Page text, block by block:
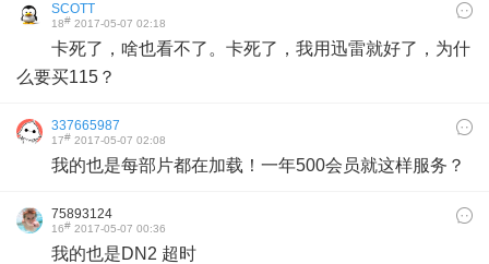
SCOTT
18# 2017-05-07 02:18
卡死了，啥也看不了。卡死了，我用迅雷就好了，为什
么要买115？
337665987
17# 2017-05-07 02:08
我的也是每部片都在加载！一年500会员就这样服务？
75893124
16# 2017-05-07 00:36
我的也是DN2 超时